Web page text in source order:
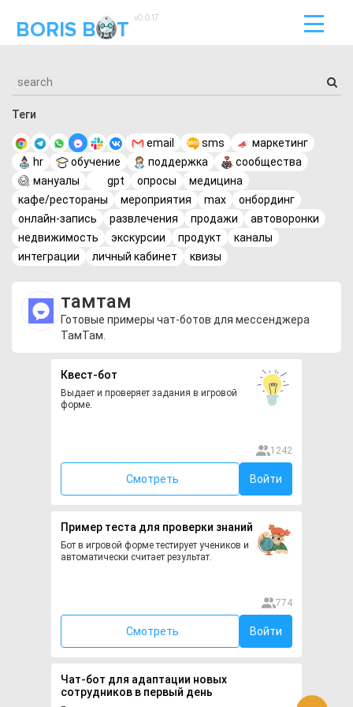
BORIS B T v0.0.17
Теги
email sms
маркетинг
hr
обучение поддержка
сообщества
мануалы
gpt опросы
медицина
кафе/рестораны
мероприятия max
онбординг
онлайн-запись
развлечения продажи
автоворонки
недвижимость
экскурсии продукт
каналы
интеграции
личный кабинет квизы
тамтам
Готовые примеры чат-ботов для мессенджера
ТамТам.
Квест-бот
Выдает и проверяет задания в игровой
1242
Смотреть Войти
Пример теста для проверки знаний
Бот в игровой форме тестирует учеников и
автоматически считает результат.
774
Смотреть Войти
Чат-бот для адаптации новых
сотрудников в первый день